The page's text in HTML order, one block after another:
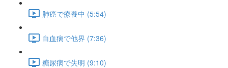
肺癌で療養中 (5:54)
白血病で他界 (7:36)
糖尿病で失明 (9:10)